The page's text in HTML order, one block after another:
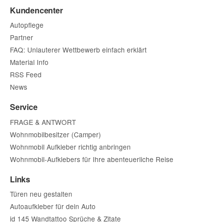
30 - silber met.
Die Datenschutzbestimmungen habe ich zur Kenntnis
(* = Pflichtfelder)
Bitte beachten Sie unsere Datenschutzerklärung
Kundencenter
Autopflege
Partner
FAQ: Unlauterer Wettbewerb einfach erklärt
Material Info
RSS Feed
News
Service
FRAGE & ANTWORT
Wohnmobilbesitzer (Camper)
Wohnmobil Aufkleber richtig anbringen
Wohnmobil-Aufklebers für Ihre abenteuerliche Reise
Links
Türen neu gestalten
Autoaufkleber für dein Auto
id 145 Wandtattoo Sprüche & Zitate